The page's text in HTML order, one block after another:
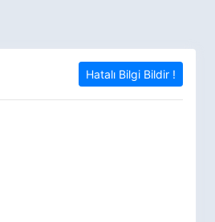
Hatalı Bilgi Bildir !